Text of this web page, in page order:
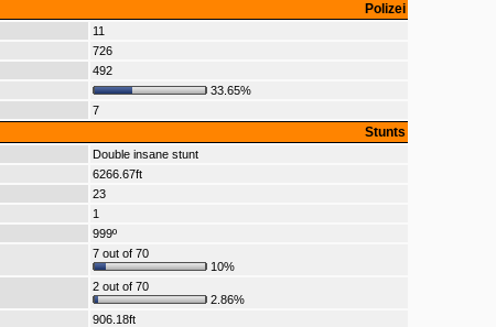
Polizei
11
726
492
33.65%
7
Stunts
Double insane stunt
6266.67ft
23
1
999º
7 out of 70
10%
2 out of 70
2.86%
906.18ft